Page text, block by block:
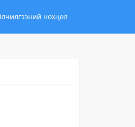
нөхцөл